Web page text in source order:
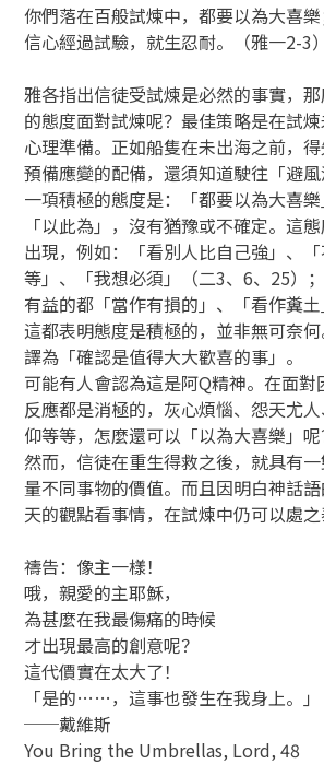
你們落在百般試煉中，都要以為大喜
信心經過試驗，就生忍耐。（雅一2-3）
雅各指出信徒受試煉是必然的事實，
的態度面對試煉呢？最佳策略是在試
心理準備。正如船隻在未出海之前，得
預備應變的配備，還須知道駛往「避風
一項積極的態度是：「都要以為大喜
「以此為」，沒有猶豫或不確定。這
出現，例如：「看別人比自己強」、
等」、「我想必須」（二3、6、25）
有益的都「當作有損的」、「看作糞土
這都表明態度是積極的，並非無可奈
譯為「確認是值得大大歡喜的事」。
可能有人會認為這是阿Q精神。在面對
反應都是消極的，灰心煩惱、怨天尤
仰等等，怎麼還可以「以為大喜樂」呢
然而，信徒在重生得救之後，就具有
量不同事物的價值。而且因明白神話
天的觀點看事情，在試煉中仍可以處之
禱告：像主一樣！
哦，親愛的主耶穌，
為甚麼在我最傷痛的時候
才出現最高的創意呢？
這代價實在太大了！
「是的……，這事也發生在我身上。」
──戴維斯
You Bring the Umbrellas, Lord, 48